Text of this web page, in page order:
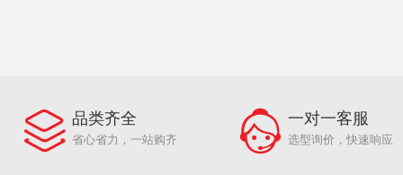
品类齐全
省心省力，一站购齐
一对一客服
选型询价，快速响应